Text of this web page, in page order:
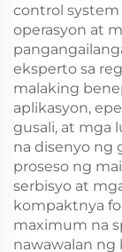
control
operasyon at
eksperto sa
malaking
aplikasyon,
gusali, at mga
na disenyo ng
proseso ng
serbisyo at
kompaktnya
maximum na
nawawalan ng